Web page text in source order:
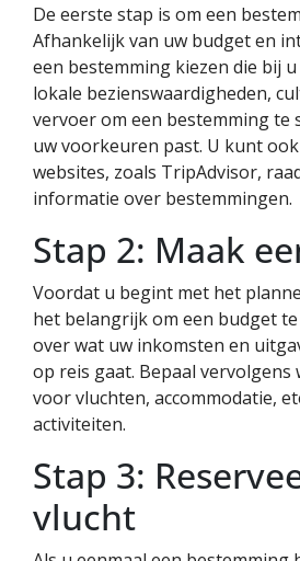
De eerste stap is om een
Afhankelijk van uw budget en
een bestemming kiezen die bij
lokale bezienswaardigheden,
vervoer om een bestemming te
uw voorkeuren past. U kunt
websites, zoals TripAdvisor,
informatie over bestemmingen.
Stap 2: Maak
Voordat u begint met het
het belangrijk om een budget
over wat uw inkomsten en
op reis gaat. Bepaal vervolgens
voor vluchten, accommodatie,
activiteiten.
Stap 3:
vlucht